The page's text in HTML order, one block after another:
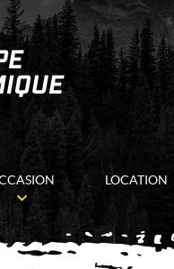
LOCATION